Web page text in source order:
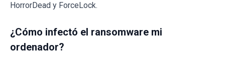
HorrorDead y ForceLock.
¿Cómo infectó el ransomware mi
ordenador?